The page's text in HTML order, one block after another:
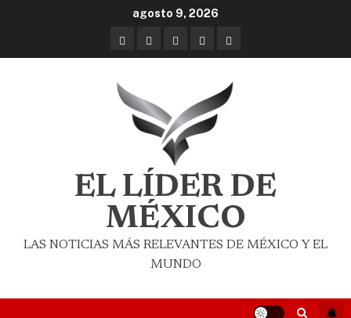
agosto 9, 2026
EL LÍDER DE
MÉXICO
LAS NOTICIAS MÁS RELEVANTES DE MÉXICO Y EL
MUNDO